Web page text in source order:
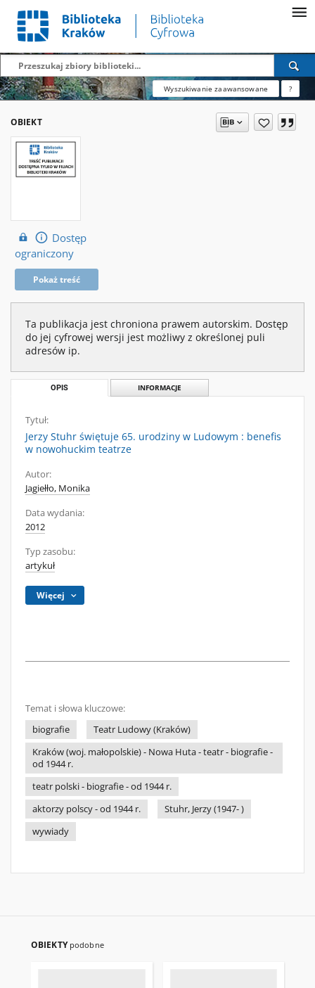
Wyszukiwanie zaawansowane ?
OBIEKT
Dostęp
ograniczony
Pokaż treść
Ta publikacja jest chroniona prawem autorskim. Dostęp
do jej cyfrowej wersji jest możliwy z określonej puli
adresów ip.
OPIS INFORMACJE
Tytuł:
Jerzy Stuhr świętuje 65. urodziny w Ludowym : benefis
w nowohuckim teatrze
Autor:
Jagiełło, Monika
Data wydania:
2012
Typ zasobu:
artykuł
Więcej
Temat i słowa kluczowe:
biografie
Teatr Ludowy (Kraków)
Kraków (woj. małopolskie) - Nowa Huta - teatr - biografie -
od 1944 r.
teatr polski - biografie - od 1944 r.
aktorzy polscy - od 1944 r.
Stuhr, Jerzy (1947- )
wywiady
OBIEKTY podobne